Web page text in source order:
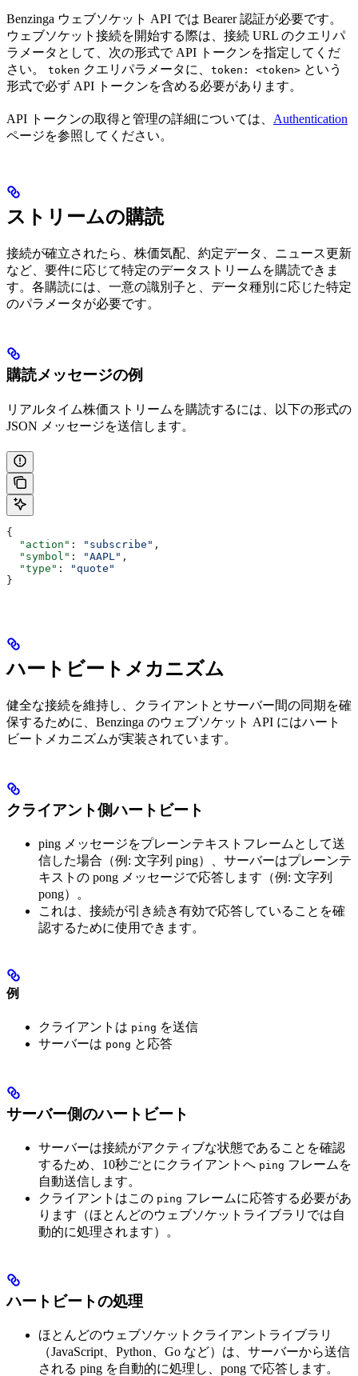
Benzinga ウェブソケット API では Bearer 認証が必要です。
ウェブソケット接続を開始する際は、接続 URL のクエリパ
ラメータとして、次の形式で API トークンを指定してくだ
さい。 token クエリパラメータに、 token: <token> という
形式で必ず API トークンを含める必要があります。
API トークンの取得と管理の詳細については、 Authentication
ページを参照してください。
ストリームの購読
接続が確立されたら、株価気配、約定データ、ニュース更新
など、要件に応じて特定のデータストリームを購読できま
す。各購読には、一意の識別子と、データ種別に応じた特定
のパラメータが必要です。
購読メッセージの例
リアルタイム株価ストリームを購読するには、以下の形式の
JSON メッセージを送信します。
{
  "action"
: "subscribe" ,
  "symbol"
: "AAPL" ,
  "type"
:
"quote"
}
ハートビートメカニズム
健全な接続を維持し、クライアントとサーバー間の同期を確
保するために、Benzinga のウェブソケット API にはハート
ビートメカニズムが実装されています。
クライアント側ハートビート
ping メッセージをプレーンテキストフレームとして送
信した場合（例: 文字列 ping）、サーバーはプレーンテ
キストの pong メッセージで応答します（例: 文字列
pong）。
これは、接続が引き続き有効で応答していることを確
認するために使用できます。
例
クライアントは ping を送信
サーバーは pong と応答
サーバー側のハートビート
サーバーは接続がアクティブな状態であることを確認
するため、10秒ごとにクライアントへ ping フレームを
自動送信します。
クライアントはこの ping フレームに応答する必要があ
ります（ほとんどのウェブソケットライブラリでは自
動的に処理されます）。
ハートビートの処理
ほとんどのウェブソケットクライアントライブラリ
（JavaScript、Python、Go など）は、サーバーから送信
される ping を自動的に処理し、pong で応答します。